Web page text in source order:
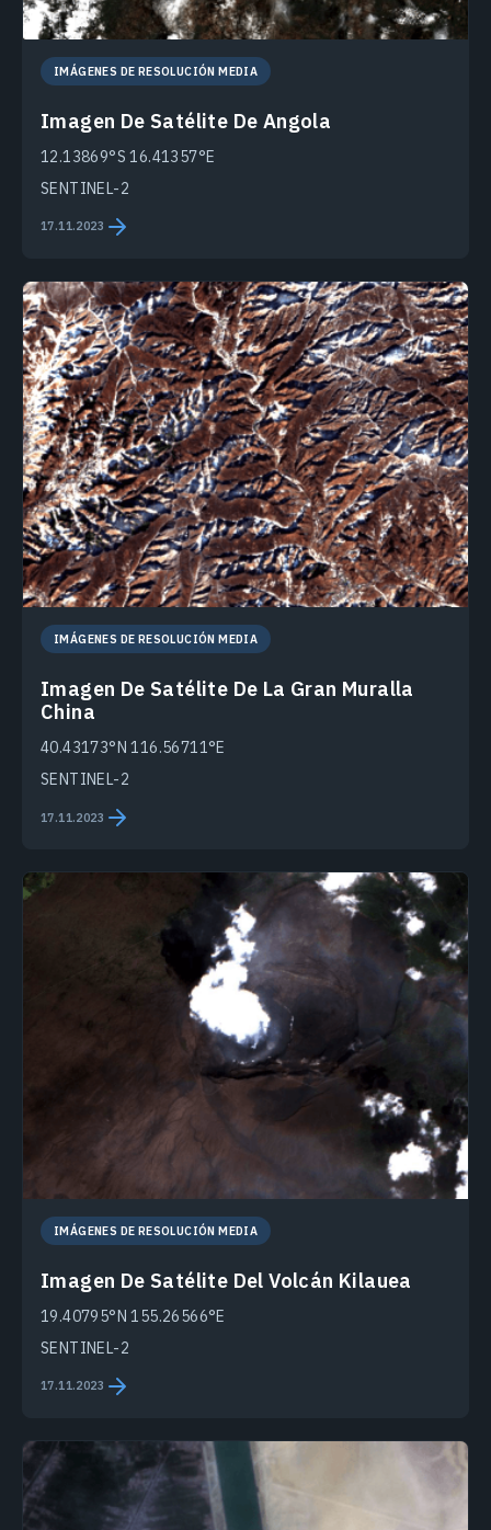
IMÁGENES DE RESOLUCIÓN MEDIA
Imagen De Satélite De Angola
12.13869°S 16.41357°E
SENTINEL-2
17.11.2023
IMÁGENES DE RESOLUCIÓN MEDIA
Imagen De Satélite De La Gran Muralla
China
40.43173°N 116.56711°E
SENTINEL-2
17.11.2023
IMÁGENES DE RESOLUCIÓN MEDIA
Imagen De Satélite Del Volcán Kilauea
19.40795°N 155.26566°E
SENTINEL-2
17.11.2023